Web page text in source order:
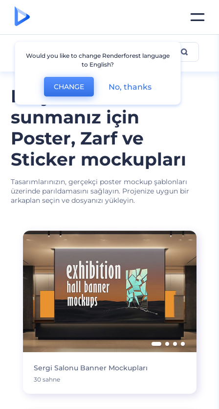
Projelerinizi
sunmanız için
Poster, Zarf ve
Sticker mockupları
Tasarımlarınızın, gerçekçi poster mockup şablonları
üzerinde parıldamasını sağlayın. Projenize uygun bir
arkaplan seçin ve dosyanızı yükleyin.
Poster Mockupları
Sergi Salonu Banner Mockupları
30 sahne
Would you like to change Renderforest language
to English?
CHANGE No, thanks